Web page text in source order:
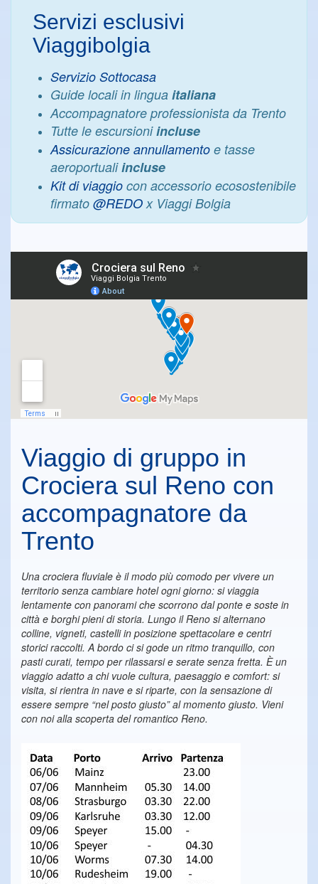
Servizi esclusivi
Viaggibolgia
Servizio Sottocasa
Guide locali in lingua italiana
Accompagnatore professionista da Trento
Tutte le escursioniincluse
Assicurazione annullamento e tasse
aeroportualiincluse
Kit di viaggio con accessorio ecosostenibile
firmato @REDOx Viaggi Bolgia
Viaggio di gruppo in
Crociera sul Reno con
accompagnatore da
Trento
Una crociera fluviale è il modo più comodo per vivere un
territorio senza cambiare hotel ogni giorno: si viaggia
lentamente con panorami che scorrono dal ponte e soste in
città e borghi pieni di storia. Lungo il Reno si alternano
colline, vigneti, castelli in posizione spettacolare e centri
storici raccolti. A bordo ci si gode un ritmo tranquillo, con
pasti curati, tempo per rilassarsi e serate senza fretta. È un
viaggio adatto a chi vuole cultura, paesaggio e comfort: si
visita, si rientra in nave e si riparte, con la sensazione di
essere sempre “nel posto giusto” al momento giusto. Vieni
con noi alla scoperta del romantico Reno.